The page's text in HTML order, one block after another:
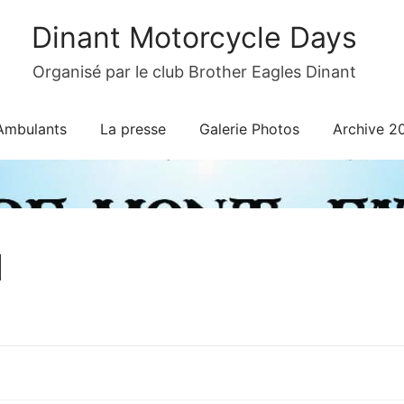
Dinant Motorcycle Days
Organisé par le club Brother Eagles Dinant
La presse Galerie Photos Archive